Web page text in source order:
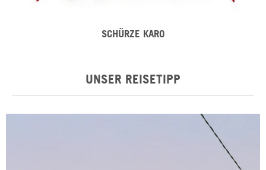
SCHÜRZE KARO
UNSER REISETIPP